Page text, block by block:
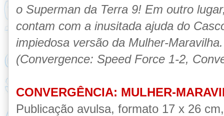
o Superman da Terra 9! Em outro
contam com a inusitada ajuda do
impiedosa versão da Mulher-Maravilha.
(Convergence: Speed Force 1-2,
CONVERGÊNCIA: MULHER-
Publicação avulsa, formato 17 x 26